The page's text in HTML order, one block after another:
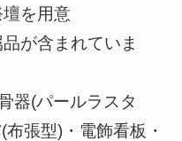
を用意
が含まれていま
器(パールラスタ
張型)・電飾看板・